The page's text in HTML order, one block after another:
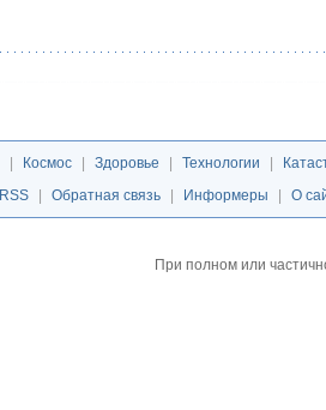
Космос Здоровье Технологии
RSS
Обратная связь Информеры О
При полном или